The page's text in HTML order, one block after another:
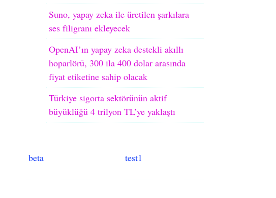
Suno, yapay zeka ile üretilen şarkılara
ses filigranı ekleyecek
OpenAI’ın yapay zeka destekli akıllı
hoparlörü, 300 ila 400 dolar arasında
fiyat etiketine sahip olacak
Türkiye sigorta sektörünün aktif
büyüklüğü 4 trilyon TL’ye yaklaştı
beta test1